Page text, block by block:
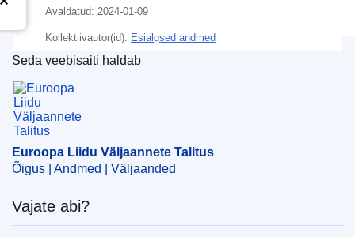
Avaldatud: 2024-01-09
Kollektiivautor(id): Esialgsed andmed
Euroopa Liidu Väljaannete Talitus
Seda veebisaiti haldab
Euroopa Liidu Väljaannete Talitus
Õigus | Andmed | Väljaanded
Vajate abi?